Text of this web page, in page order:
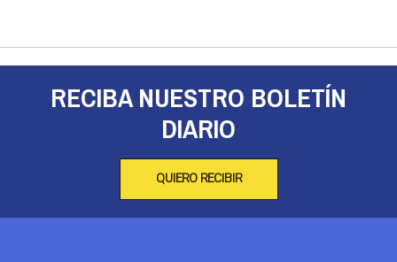
RECIBA NUESTRO BOLETÍN
DIARIO
QUIERO RECIBIR